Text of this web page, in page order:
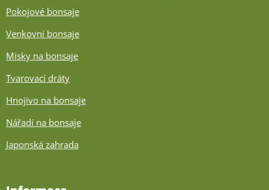
Pokojové bonsaje
Venkovní bonsaje
Misky na bonsaje
Tvarovací dráty
Hnojivo na bonsaje
Nářadí na bonsaje
Japonská zahrada